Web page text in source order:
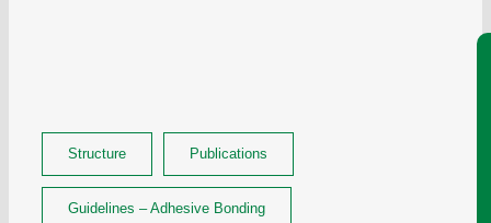
Structure Publications
Guidelines – Adhesive Bonding